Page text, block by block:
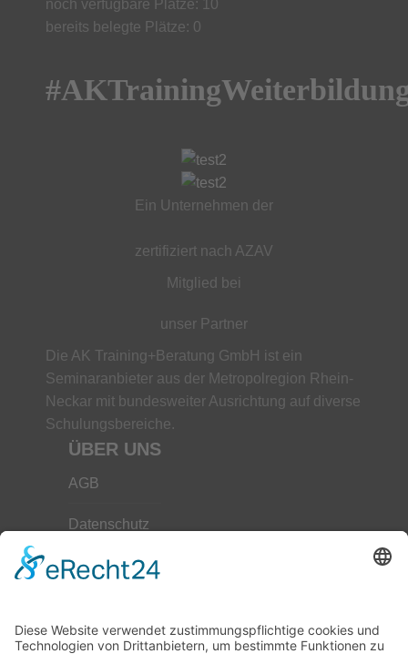
noch verfügbare Plätze: 10
bereits belegte Plätze: 0
Ein Unternehmen der
zertifiziert nach AZAV
Mitglied bei
unser Partner
Die AK Training+Beratung GmbH ist ein
Seminaranbieter aus der Metropolregion Rhein-
Neckar mit bundesweiter Ausrichtung auf diverse
Schulungsbereiche.
ÜBER UNS
AGB
Datenschutz
Impressum
Downloads